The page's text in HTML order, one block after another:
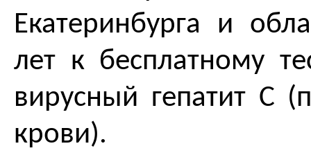
Екатеринбурга и
лет к бесплатному
вирусный гепатит С
крови).